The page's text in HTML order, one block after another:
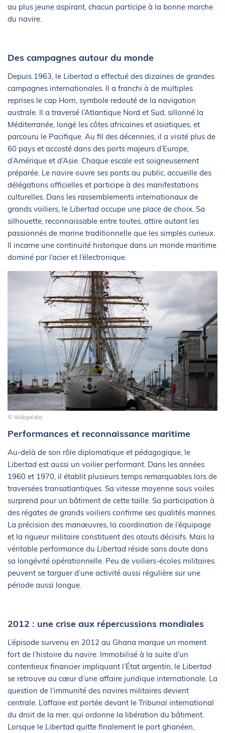
au plus jeune aspirant, chacun participe à la bonne marche
du navire.
Des campagnes autour du monde
Depuis 1963, le Libertad a effectué des dizaines de grandes
campagnes internationales. Il a franchi à de multiples
reprises le cap Horn, symbole redouté de la navigation
australe. Il a traversé l’Atlantique Nord et Sud, sillonné la
Méditerranée, longé les côtes africaines et asiatiques, et
parcouru le Pacifique. Au fil des décennies, il a visité plus de
60 pays et accosté dans des ports majeurs d’Europe,
d’Amérique et d’Asie. Chaque escale est soigneusement
préparée. Le navire ouvre ses ponts au public, accueille des
délégations officielles et participe à des manifestations
culturelles. Dans les rassemblements internationaux de
grands voiliers, le Libertad occupe une place de choix. Sa
silhouette, reconnaissable entre toutes, attire autant les
passionnés de marine traditionnelle que les simples curieux.
Il incarne une continuité historique dans un monde maritime
dominé par l’acier et l’électronique.
© Wikipédia
Performances et reconnaissance maritime
Au-delà de son rôle diplomatique et pédagogique, le
Libertad est aussi un voilier performant. Dans les années
1960 et 1970, il établit plusieurs temps remarquables lors de
traversées transatlantiques. Sa vitesse moyenne sous voiles
surprend pour un bâtiment de cette taille. Sa participation à
des régates de grands voiliers confirme ses qualités marines.
La précision des manœuvres, la coordination de l’équipage
et la rigueur militaire constituent des atouts décisifs. Mais la
véritable performance du Libertad réside sans doute dans
sa longévité opérationnelle. Peu de voiliers-écoles militaires
peuvent se targuer d’une activité aussi régulière sur une
période aussi longue.
2012 : une crise aux répercussions mondiales
L’épisode survenu en 2012 au Ghana marque un moment
fort de l’histoire du navire. Immobilisé à la suite d’un
contentieux financier impliquant l’État argentin, le Libertad
se retrouve au cœur d’une affaire juridique internationale. La
question de l’immunité des navires militaires devient
centrale. L’affaire est portée devant le Tribunal international
du droit de la mer, qui ordonne la libération du bâtiment.
Lorsque le Libertad quitte finalement le port ghanéen,